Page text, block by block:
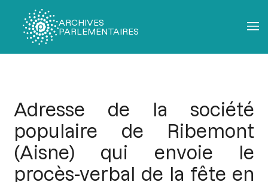
ARCHIVES
PARLEMENTAIRES
Adresse de la société
populaire de Ribemont
(Aisne) qui envoie le
procès-verbal de la fête en